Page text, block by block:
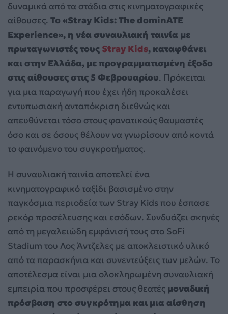
δυναμικά από τα στάδια στις κινηματογραφικές
αίθουσες. Το «Stray Kids: The dominATE
Experience», η νέα συναυλιακή ταινία με
πρωταγωνιστές τους Stray Kids, καταφθάνει
και στην Ελλάδα, με προγραμματισμένη έξοδο
στις αίθουσες στις 5 Φεβρουαρίου. Πρόκειται
για μια παραγωγή που έχει ήδη προκαλέσει
εντυπωσιακή ανταπόκριση διεθνώς και
απευθύνεται τόσο στους φανατικούς θαυμαστές
όσο και σε όσους θέλουν να γνωρίσουν από κοντά
το φαινόμενο του συγκροτήματος.
Η συναυλιακή ταινία αποτελεί ένα
κινηματογραφικό ταξίδι βασισμένο στην
παγκόσμια περιοδεία των Stray Kids που έσπασε
ρεκόρ προσέλευσης και εσόδων. Συνδυάζει σκηνές
από τη μεγαλειώδη εμφάνισή τους στο SoFi
Stadium του Λος Άντζελες με αποκλειστικό υλικό
από τα παρασκήνια και συνεντεύξεις των μελών. Το
αποτέλεσμα είναι μια ολοκληρωμένη συναυλιακή
εμπειρία που προσφέρει στους θεατές μοναδική
πρόσβαση στο συγκρότημα και μια αίσθηση